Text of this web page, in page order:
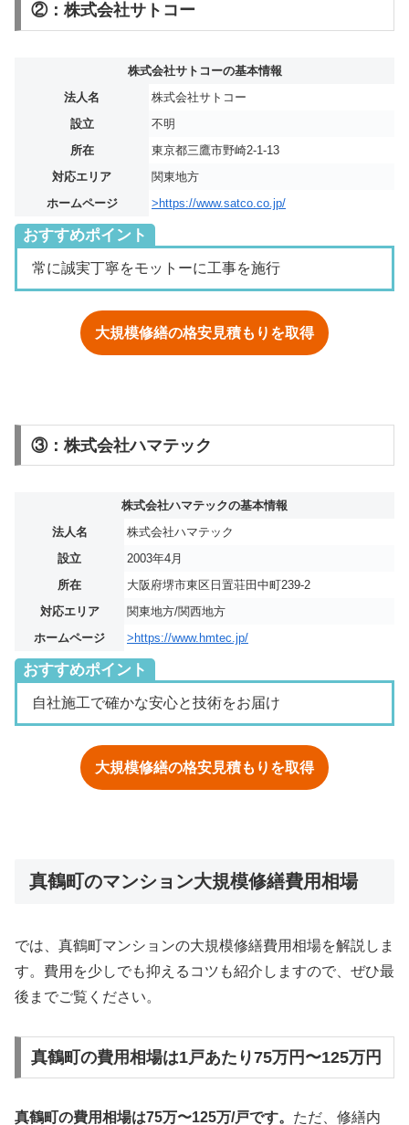
②：株式会社サトコー
株式会社サトコーの基本情報
法人名
株式会社サトコー
設立
不明
所在
東京都三鷹市野崎2-1-13
対応エリア
関東地方
ホームページ
>https://www.satco.co.jp/
おすすめポイント
常に誠実丁寧をモットーに工事を施行
大規模修繕の格安見積もりを取得
③：株式会社ハマテック
株式会社ハマテックの基本情報
法人名
株式会社ハマテック
設立
2003年4月
所在
大阪府堺市東区日置荘田中町239-2
対応エリア
関東地方/関西地方
ホームページ
>https://www.hmtec.jp/
おすすめポイント
自社施工で確かな安心と技術をお届け
大規模修繕の格安見積もりを取得
真鶴町のマンション大規模修繕費用相場
では、真鶴町マンションの大規模修繕費用相場を解説しま
す。費用を少しでも抑えるコツも紹介しますので、ぜひ最
後までご覧ください。
真鶴町の費用相場は1戸あたり75万円〜125万円
真鶴町の費用相場は75万〜125万/戸です。 ただ、修繕内